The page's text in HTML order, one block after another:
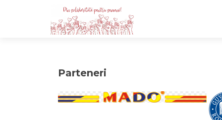
Parteneri